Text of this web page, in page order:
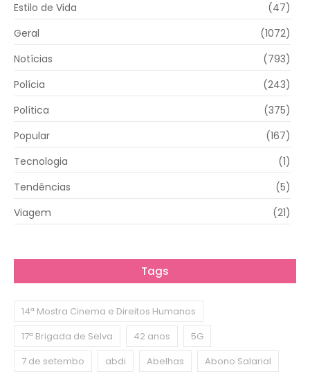
Estilo de Vida
(47)
Geral
(1072)
Notícias
(793)
Polícia
(243)
Política
(375)
Popular
(167)
Tecnologia
(1)
Tendências
(5)
Viagem
(21)
Tags
14ª Mostra Cinema e Direitos Humanos
17ª Brigada de Selva
42 anos
5G
7 de setembo
abdi Abelhas
Abono Salarial